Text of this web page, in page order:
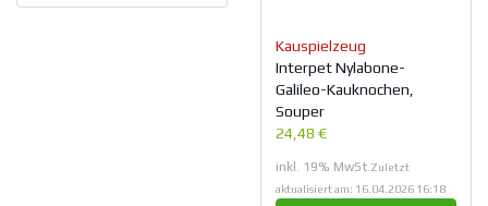
Kauspielzeug
Interpet Nylabone-
Galileo-Kauknochen,
Souper
24,48 €
inkl. 19% MwSt. Zuletzt
aktualisiert am: 16.04.2026 16:18